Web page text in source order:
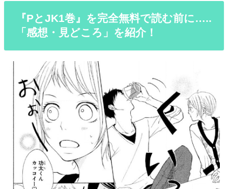
『PとJK1巻』を完全無料で読む前に…..
「感想・見どころ」を紹介！